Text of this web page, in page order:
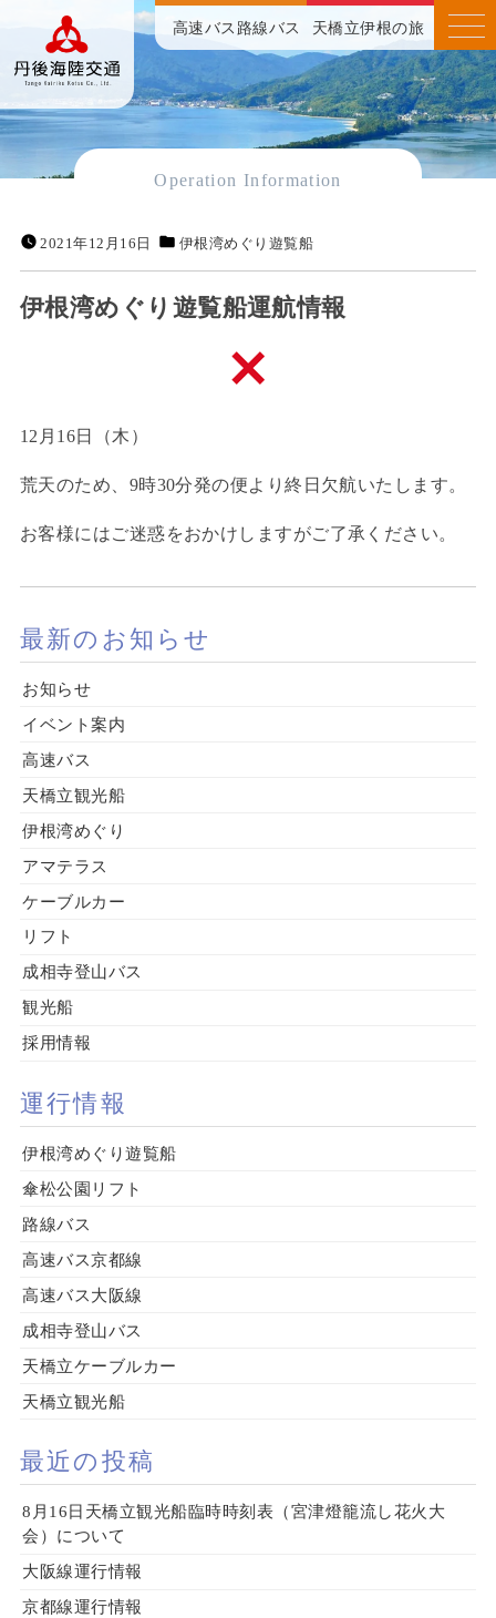
高速バス 路線バス 天橋立伊根の旅
Operation Information
2021年12月16日 伊根湾めぐり遊覧船
伊根湾めぐり遊覧船運航情報
12月16日（木）
荒天のため、9時30分発の便より終日欠航いたします。
お客様にはご迷惑をおかけしますがご了承ください。
最新のお知らせ
お知らせ
イベント案内
高速バス
天橋立観光船
伊根湾めぐり
アマテラス
ケーブルカー
リフト
成相寺登山バス
観光船
採用情報
運行情報
伊根湾めぐり遊覧船
傘松公園リフト
路線バス
高速バス京都線
高速バス大阪線
成相寺登山バス
天橋立ケーブルカー
天橋立観光船
最近の投稿
8月16日天橋立観光船臨時時刻表（宮津燈籠流し花火大
会）について
大阪線運行情報
京都線運行情報